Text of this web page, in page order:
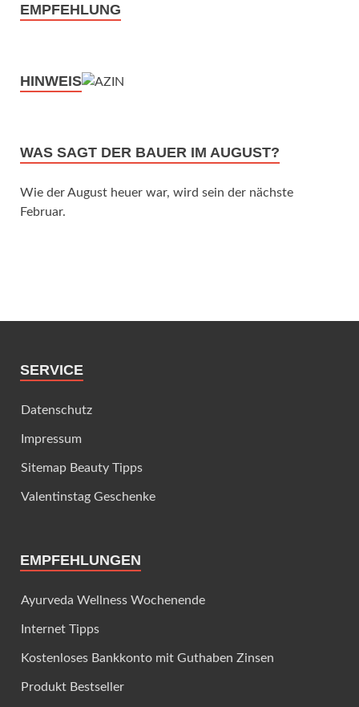
EMPFEHLUNG
HINWEIS
WAS SAGT DER BAUER IM AUGUST?
Wie der August heuer war, wird sein der nächste
Februar.
SERVICE
Datenschutz
Impressum
Sitemap Beauty Tipps
Valentinstag Geschenke
EMPFEHLUNGEN
Ayurveda Wellness Wochenende
Internet Tipps
Kostenloses Bankkonto mit Guthaben Zinsen
Produkt Bestseller